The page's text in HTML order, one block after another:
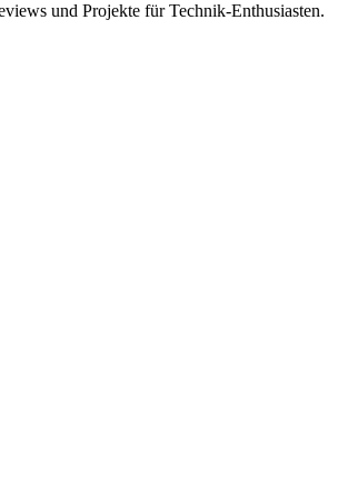
und Projekte für Technik-Enthusiasten.